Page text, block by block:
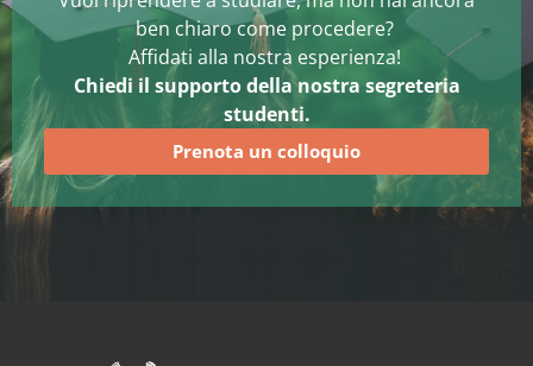
ben chiaro come procedere?
Affidati alla nostra esperienza!
Chiedi il supporto della nostra segreteria
studenti.
Prenota un colloquio